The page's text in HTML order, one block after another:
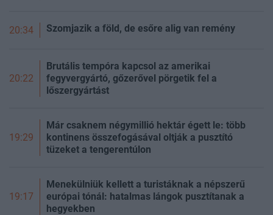
20:34 Szomjazik a föld, de esőre alig van remény
20:22
Brutális tempóra kapcsol az amerikai
fegyvergyártó, gőzerővel pörgetik fel a
lőszergyártást
19:29
Már csaknem négymillió hektár égett le: több
kontinens összefogásával oltják a pusztító
tüzeket a tengerentúlon
19:17
Menekülniük kellett a turistáknak a népszerű
európai tónál: hatalmas lángok pusztítanak a
hegyekben